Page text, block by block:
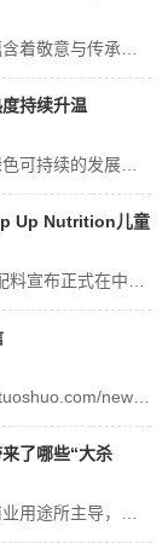
持续升温
Up Nutrition儿童
了哪些“大杀